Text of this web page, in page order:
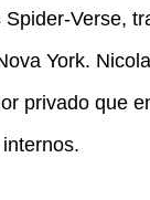
Spider-Verse,
York.
privado que